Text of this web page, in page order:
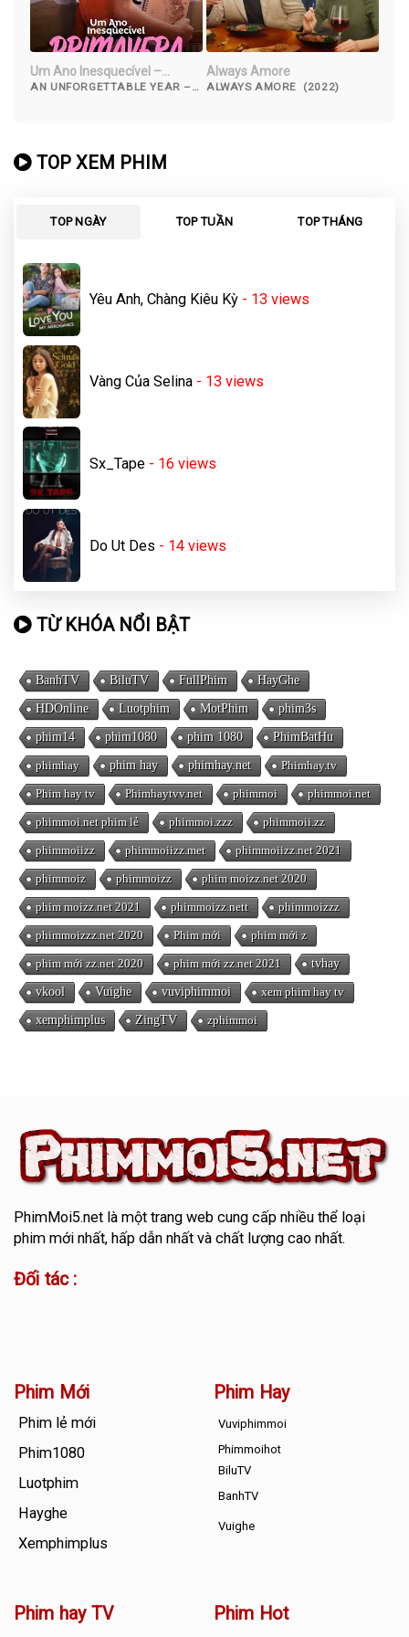
Um Ano Inesquecível –
Primavera
AN UNFORGETTABLE YEAR –
Always Amore
ALWAYS AMORE (2022)
TOP XEM PHIM
TOP NGÀY TOP TUẦN TOP THÁNG
Yêu Anh, Chàng Kiêu Kỳ - 13views
Vàng Của Selina - 13views
Sx_Tape - 16 views
Do Ut Des - 14views
TỪ KHÓA NỔI BẬT
BanhTV BiluTV FullPhim HayGhe
HDOnline Luotphim MotPhim phim3s
phim14 phim1080 phim 1080 PhimBatHu
phimhay phim hay phimhay.net Phimhay.tv
Phim hay tv Phimhaytvv.net phimmoi phimmoi.net
phimmoi.net phim lẻ phimmoi.zzz phimmoii.zz
phimmoiizz phimmoiizz.met phimmoiizz.net 2021
phimmoiz phimmoizz phim moizz.net 2020
phim moizz.net 2021 phimmoizz.nett phimmoizzz
phimmoizzz.net 2020 Phim mới phim mới z
phim mới zz.net 2020 phim mới zz.net 2021 tvhay
vkool Vuighe vuviphimmoi xem phim hay tv
xemphimplus ZingTV zphimmoi
PhimMoi5.netlà một trang web cung cấp nhiều thể loại
phim mới nhất, hấp dẫn nhất và chất lượng cao nhất.
Đối tác :
Phim Mới
Phim lẻ mới
Phim1080
Luotphim
Hayghe
Xemphimplus
Phim Hay
Vuviphimmoi
Phimmoihot
BiluTV
BanhTV
Vuighe
Phim hay TV Phim Hot